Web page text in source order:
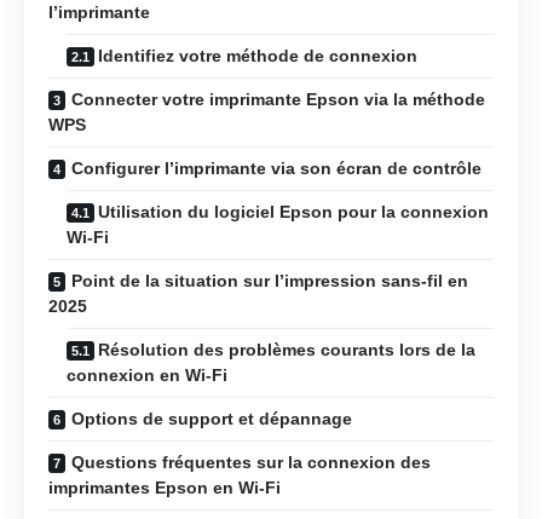
l’imprimante
Identifiez votre méthode de connexion
Connecter votre imprimante Epson via la méthode
WPS
Configurer l’imprimante via son écran de contrôle
Utilisation du logiciel Epson pour la connexion
Wi-Fi
Point de la situation sur l’impression sans-fil en
2025
Résolution des problèmes courants lors de la
connexion en Wi-Fi
Options de support et dépannage
Questions fréquentes sur la connexion des
imprimantes Epson en Wi-Fi